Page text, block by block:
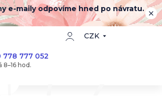
e-maily odpovíme hned po návratu.
CZK
778 777 052